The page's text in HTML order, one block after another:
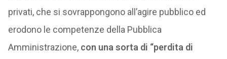
privati, che si sovrappongono all’agire pubblico ed
erodono le competenze della Pubblica
Amministrazione, con una sorta di “perdita di